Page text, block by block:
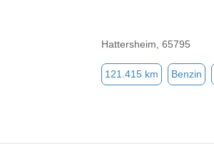
Hattersheim, 65795
121.415 km Benzin